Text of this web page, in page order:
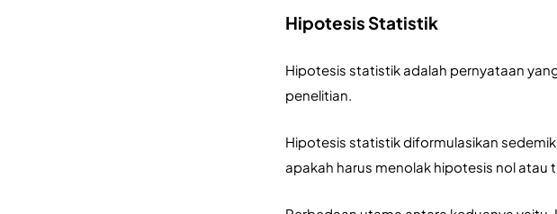
Hipotesis Statistik
Hipotesis statistik adalah pernyataan
penelitian.
Hipotesis statistik diformulasikan
apakah harus menolak hipotesis nol atau